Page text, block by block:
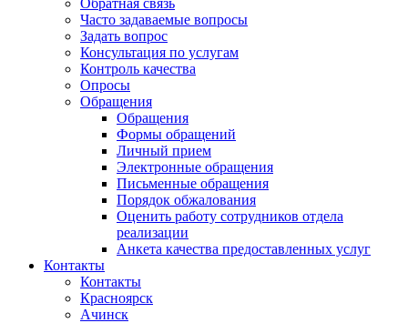
Часто задаваемые вопросы
Задать вопрос
Консультация по услугам
Контроль качества
Опросы
Обращения
Обращения
Формы обращений
Личный прием
Электронные обращения
Письменные обращения
Порядок обжалования
Оценить работу сотрудников отдела
реализации
Анкета качества предоставленных услуг
Контакты
Контакты
Красноярск
Ачинск